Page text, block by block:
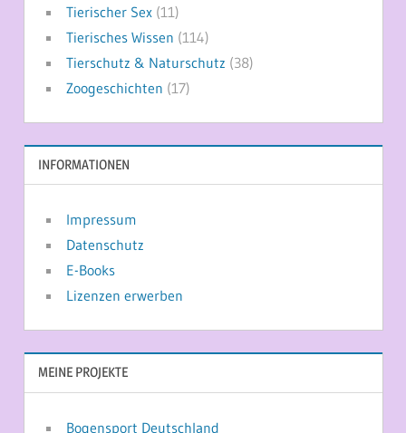
Tierischer Sex(11)
Tierisches Wissen (114)
Tierschutz & Naturschutz (38)
Zoogeschichten (17)
INFORMATIONEN
Impressum
Datenschutz
E-Books
Lizenzen erwerben
MEINE PROJEKTE
Bogensport Deutschland